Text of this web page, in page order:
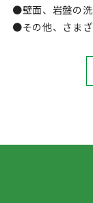
●壁面、岩盤の
●その他、さま